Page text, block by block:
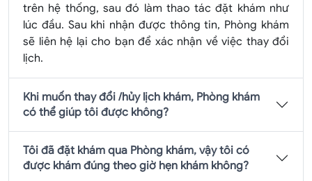
trên hệ thống, sau đó làm thao tác đặt khám như
lúc đầu. Sau khi nhận được thông tin, Phòng khám
sẽ liên hệ lại cho bạn để xác nhận về việc thay đổi
lịch.
Khi muốn thay đổi /hủy lịch khám, Phòng khám
có thể giúp tôi được không?
Tôi đã đặt khám qua Phòng khám, vậy tôi có
được khám đúng theo giờ hẹn khám không?